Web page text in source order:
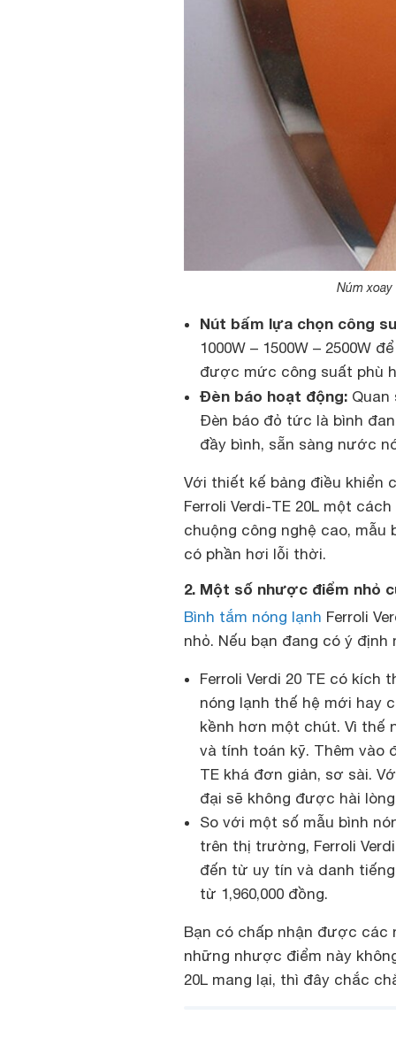
Núm
Nút bấm lựa chọn công
1000W – 1500W – 2500W
được mức công suất phù
Đèn báo hoạt động: Quan
Đèn báo đỏ tức là bình
đầy bình, sẵn sàng nước
Với thiết kế bảng điều khiển
Ferroli Verdi-TE 20L một
chuộng công nghệ cao, mẫu
có phần hơi lỗi thời.
2. Một số nhược điểm nhỏ
Bình tắm nóng lạnh Ferroli
nhỏ. Nếu bạn đang có ý
Ferroli Verdi 20 TE có kích
nóng lạnh thế hệ mới hay
kềnh hơn một chút. Vì thế
và tính toán kỹ. Thêm vào
TE khá đơn giản, sơ sài.
đại sẽ không được hài
So với một số mẫu bình
trên thị trường, Ferroli
đến từ uy tín và danh
từ 1,960,000 đồng.
Bạn có chấp nhận được các
những nhược điểm này
20L mang lại, thì đây chắc